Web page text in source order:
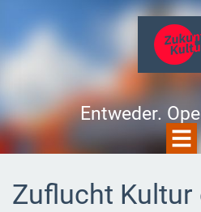
Entweder.
Zuflucht Kultur